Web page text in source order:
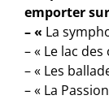
emporter
– « La
– « Le lac
– « Les
– « La